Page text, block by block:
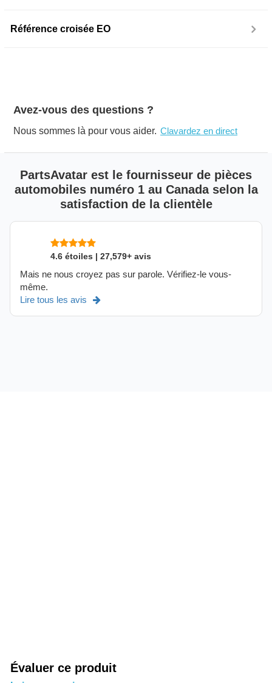
Référence croisée EO
Avez-vous des questions ?
Nous sommes là pour vous aider. Clavardez en direct
PartsAvatar est le fournisseur de pièces
automobiles numéro 1 au Canada selon la
satisfaction de la clientèle
4.6 étoiles | 27,579+ avis
Mais ne nous croyez pas sur parole. Vérifiez-le vous-
même.
Lire tous les avis
Évaluer ce produit